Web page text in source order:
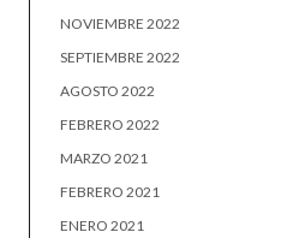
NOVIEMBRE 2022
SEPTIEMBRE 2022
AGOSTO 2022
FEBRERO 2022
MARZO 2021
FEBRERO 2021
ENERO 2021